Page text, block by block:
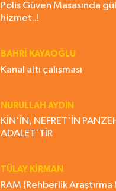
Polis Güven Masasında
hizmet..!
BAHRI KAYAOĞLU
Kanal altı çalışması
NURULLAH AYDIN
KİN'İN, NEFRET'İN
ADALET'TİR
TÜLAY KİRMAN